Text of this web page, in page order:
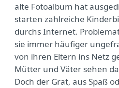
alte Fotoalbum hat
starten zahlreiche
durchs Internet.
sie immer häufiger
von ihren Eltern ins Netz
Mütter und Väter sehen
Doch der Grat, aus Spaß